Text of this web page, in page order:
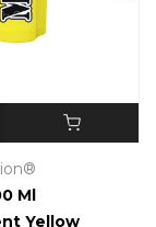
Ml
Yellow